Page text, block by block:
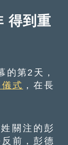
得到重
第2天，
式 ，在長
關注的彭
前，彭德